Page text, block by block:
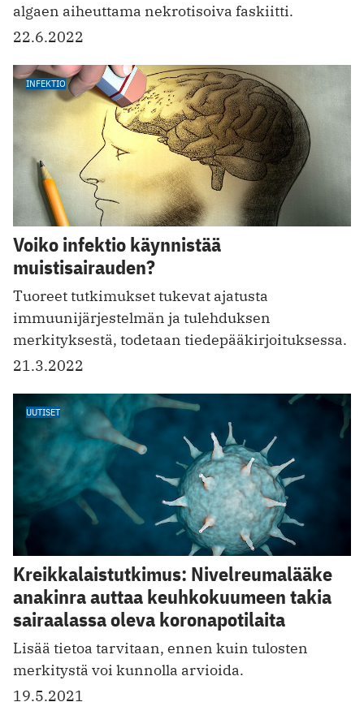
algaen aiheuttama nekrotisoiva faskiitti.
22.6.2022
INFEKTIO
Voiko infektio käynnistää
muistisairauden?
Tuoreet tutkimukset tukevat ajatusta
immuunijärjestelmän ja tulehduksen
merkityksestä, todetaan tiedepääkirjoituksessa.
21.3.2022
UUTISET
Kreikkalaistutkimus: Nivelreumalääke
anakinra auttaa keuhkokuumeen takia
sairaalassa oleva koronapotilaita
Lisää tietoa tarvitaan, ennen kuin tulosten
merkitystä voi kunnolla arvioida.
19.5.2021